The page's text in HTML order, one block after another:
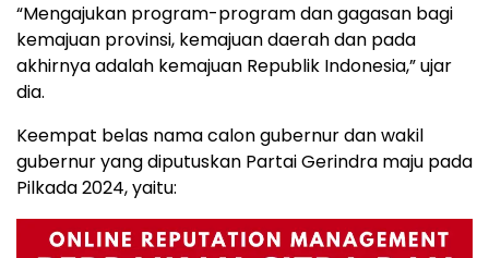
“Mengajukan program-program dan gagasan bagi
kemajuan provinsi, kemajuan daerah dan pada
akhirnya adalah kemajuan Republik Indonesia,” ujar
dia.
Keempat belas nama calon gubernur dan wakil
gubernur yang diputuskan Partai Gerindra maju pada
Pilkada 2024, yaitu: